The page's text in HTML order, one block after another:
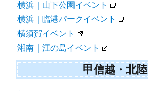
横浜｜山下公園イベント
横浜｜臨港パークイベント
横須賀イベント
湘南｜江の島イベント
甲信越・北陸